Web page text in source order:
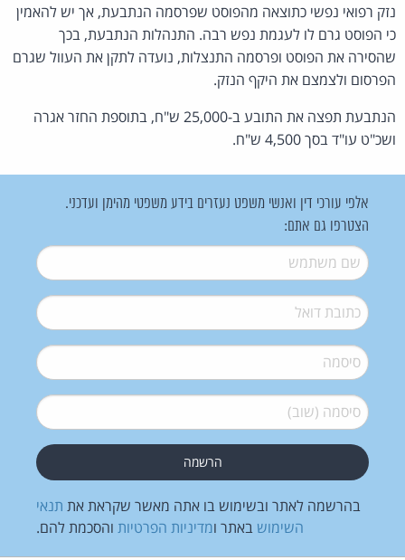
נזק רפואי נפשי כתוצאה מהפוסט שפרסמה הנתבעת, אך יש להאמין
כי הפוסט גרם לו לעגמת נפש רבה. התנהלות הנתבעת, בכך
שהסירה את הפוסט ופרסמה התנצלות, נועדה לתקן את העוול שגרם
הפרסום ולצמצם את היקף הנזק.
הנתבעת תפצה את התובע ב-25,000 ש"ח, בתוספת החזר אגרה
ושכ"ט עו"ד בסך 4,500 ש"ח.
אלפי עורכי דין ואנשי משפט נעזרים בידע משפטי מהימן ועדכני.
הצטרפו גם אתם:
שם משתמש*
דואל*
סיסמה*
סיסמה (שוב)*
בהרשמה לאתר ובשימוש בו אתה מאשר שקראת את תנאי
השימוש באתר ומדיניות הפרטיות והסכמת להם.